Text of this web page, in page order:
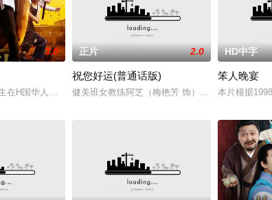
3.0
在H国华⼈街的武林世家“洪刀门”，因成⻓过程⼀事⽆成被众⼈戏
正片 2.0
祝您好运(普通话版)
健美班女教练阿芝（梅艳芳 饰）和隔壁的私人侦
HD中字
笨人晚宴
本片根据